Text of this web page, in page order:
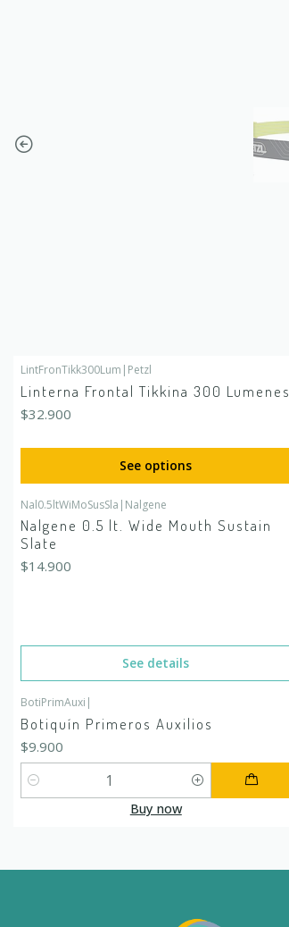
LintFronTikk300Lum | Petzl
Linterna Frontal Tikkina 300 Lumenes
$32.900
See options
Nal0.5ltWiMoSusSla | Nalgene
Nalgene 0.5 lt. Wide Mouth Sustain
Slate
$14.900
See details
BotiPrimAuxi |
Botiquín Primeros Auxilios
$9.900
Quantity
Buy now